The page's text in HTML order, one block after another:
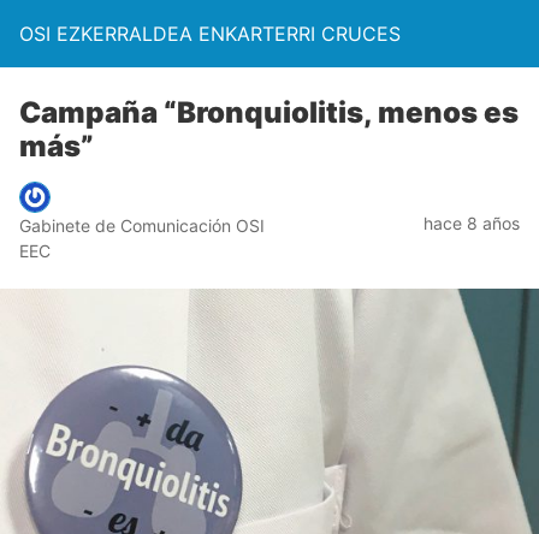
OSI EZKERRALDEA ENKARTERRI CRUCES
Campaña “Bronquiolitis, menos es
más”
Gabinete de Comunicación OSI
EEC
hace 8 años